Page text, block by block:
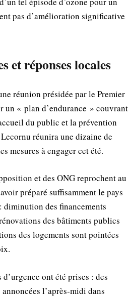
pas d’amélioration significative
et réponses locales
réunion présidée par le Premier
un « plan d’endurance » couvrant
du public et la prévention
réunira une dizaine de
mesures à engager cet été.
et des ONG reprochent au
préparé suffisamment le pays
diminution des financements
des bâtiments publics
des logements sont pointées
ont été prises : des
l’après‑midi dans